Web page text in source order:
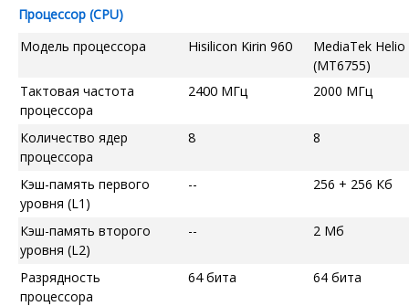
Процессор (CPU)
Модель процессора
Hisilicon Kirin 960
MediaTek Helio
(MT6755)
Тактовая частота
процессора
2400 МГц 2000 МГц
Количество ядер
процессора
8 8
Кэш-память первого
уровня (L1)
-- 256 + 256 Кб
Кэш-память второго
уровня (L2)
-- 2 Мб
Разрядность
процессора
64 бита 64 бита